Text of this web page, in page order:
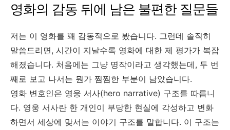
영화의 감동 뒤에 남은 불편한 질문들
저는 이 영화를 꽤 감동적으로 봤습니다. 그런데 솔직히
말씀드리면, 시간이 지날수록 영화에 대한 제 평가가 복잡
해졌습니다. 처음에는 그냥 명작이라고 생각했는데, 두 번
째로 보고 나서는 뭔가 찜찜한 부분이 남았습니다.
영화 변호인은 영웅 서사(hero narrative) 구조를 따릅니
다. 영웅 서사란 한 개인이 부당한 현실에 각성하고 변화
하면서 세상에 맞서는 이야기 구조를 말합니다. 이 구조는